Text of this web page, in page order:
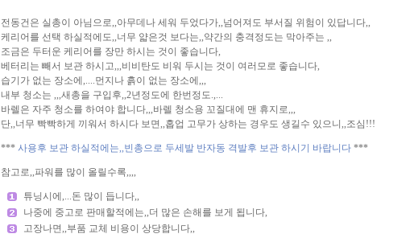
전동건은 실총이 아님으로,,아무데나 세워 두었다가,,넘어져도 부서질 위험이 있답니다,,
케리어를 선택 하실적에도,,너무 얇은것 보다는,,약간의 충격정도는 막아주는 ,,
조금은 두터운 케리어를 장만 하시는 것이 좋습니다,
베터리는 빼서 보관 하시고,,,비비탄도 비워 두시는 것이 여러모로 좋습니다,
습기가 없는 장소에,....먼지나 흙이 없는 장소에,,,
내부 청소는 ,,,새총을 구입후,,2년정도에 한번정도.,...
바렐은 자주 청소를 하여야 합니다,,,바렐 청소용 꼬질대에 맨 휴지로,,,
단,,너무 빡빡하게 끼워서 하시다 보면,,홉업 고무가 상하는 경우도 생길수 있으니,,조심!!!
*** 사용후 보관 하실적에는,,빈총으로 두세발 반자동 격발후 보관 하시기 바랍니다 ***
참고로,,파워를 많이 올릴수록,,,,
튜닝시에,...돈 많이 듭니다,,
나중에 중고로 판매할적에는,,더 많은 손해를 보게 됩니다,
고장나면,,부품 교체 비용이 상당합니다,,